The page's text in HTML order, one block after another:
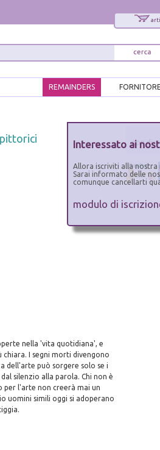
FORNITORE
REMAINDERS
nella 'vita quotidiana', e
I segni morti divengono
dell'arte può sorgere solo se i
silenzio alla parola. Chi non è
per l'arte non creerà mai un
uomini simili oggi si adoperano
non
Interessato ai
Allora iscriviti alla nostra
Sarai informato delle
comunque cancellarti
modulo di